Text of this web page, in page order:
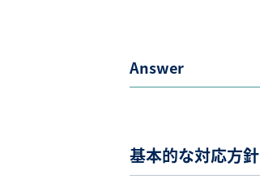
Answer
基本的な対応方針